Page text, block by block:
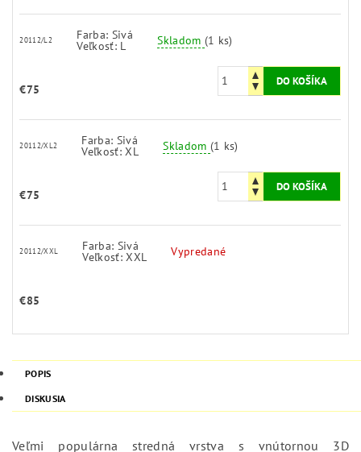
20112/L2 Farba: Sivá
Veľkosť: L Skladom (1 ks)
€75
20112/XL2 Farba: Sivá
Veľkosť: XL Skladom (1 ks)
€75
20112/XXL Farba: Sivá
Veľkosť: XXL Vypredané
€85
POPIS
DISKUSIA
Veľmi populárna stredná vrstva s vnútornou 3D